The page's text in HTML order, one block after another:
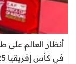
أنظار العالم
في كأس إفريقيا 2025